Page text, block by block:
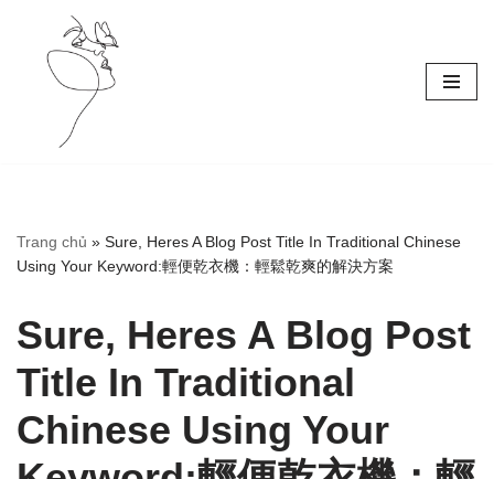
Skip
Trang chủ » Sure, Heres A Blog Post Title In Traditional Chinese
Using Your Keyword:輕便乾衣機：輕鬆乾爽的解決方案
Sure, Heres A Blog Post
Title In Traditional
Chinese Using Your